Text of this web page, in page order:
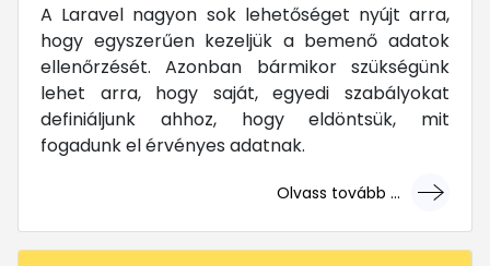
A Laravel nagyon sok lehetőséget nyújt arra,
hogy egyszerűen kezeljük a bemenő adatok
ellenőrzését. Azonban bármikor szükségünk
lehet arra, hogy saját, egyedi szabályokat
definiáljunk ahhoz, hogy eldöntsük, mit
fogadunk el érvényes adatnak.
Olvass tovább ...
... mert megéri!